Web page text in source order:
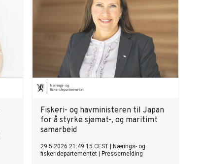
Fiskeri- og havministeren til Japan
for å styrke sjømat-, og maritimt
samarbeid
29.5.2026 21:49:15 CEST
Nærings- og
fiskeridepartementet
Pressemelding